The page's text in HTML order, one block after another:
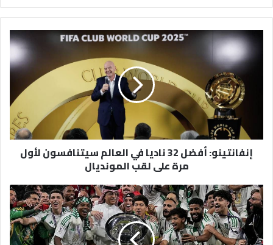
إنفانتينو:
سيتنافسون
مرة
على
لقب
إنفانتينو: أفضل 32 ناديا في العالم سيتنافسون لأول
مرة على لقب المونديال
الأهلي
يتربع
على
عرش
آسيا